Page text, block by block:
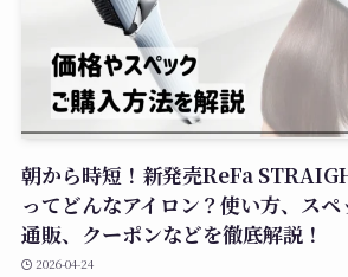
朝から時短！新発売ReFa
ってどんなアイロン？使い方、スペ
通販、クーポンなどを徹底解説！
2026-04-24